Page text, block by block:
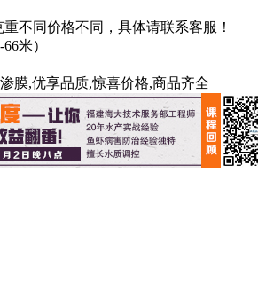
不同价格不同，具体请联系客服！
米）
膜,优享品质,惊喜价格,商品齐全